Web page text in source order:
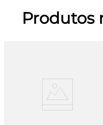
Produtos